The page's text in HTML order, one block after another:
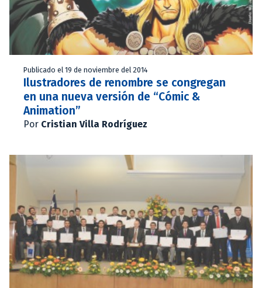
Publicado el 19 de noviembre del 2014
Ilustradores de renombre se congregan
en una nueva versión de “Cómic &
Animation”
Por Cristian Villa Rodríguez